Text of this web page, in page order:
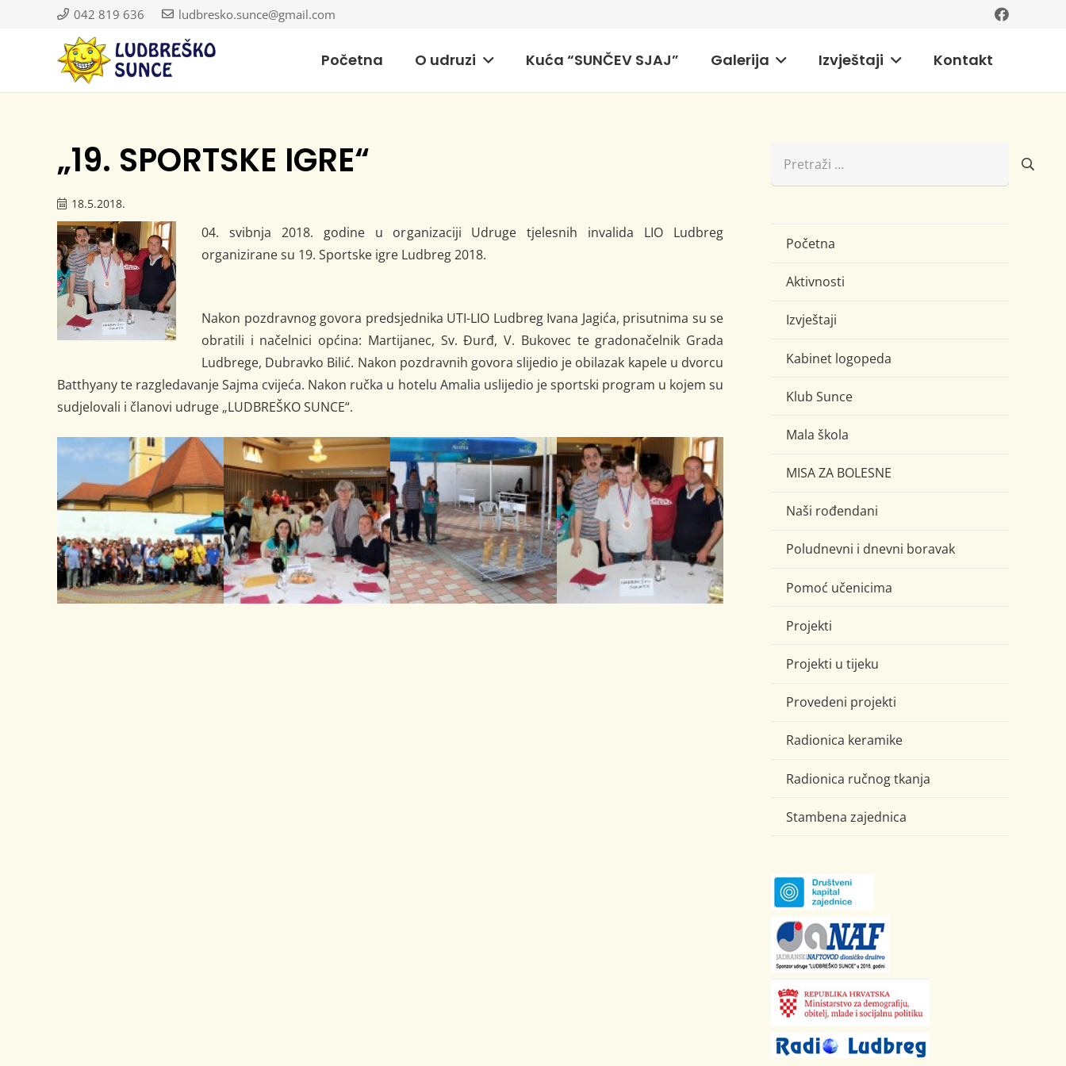
042 819 636 ludbresko.sunce@gmail.com
Početna O udruzi Kuća “SUNČEV SJAJ” Galerija Izvještaji Kontakt
„19. SPORTSKE IGRE“
18.5.2018.
04. svibnja 2018. godine u organizaciji Udruge tjelesnih invalida LIO Ludbreg
organizirane su 19. Sportske igre Ludbreg 2018.
Nakon pozdravnog govora predsjednika UTI-LIO Ludbreg Ivana Jagića, prisutnima su se
obratili i načelnici općina: Martijanec, Sv. Đurđ, V. Bukovec te gradonačelnik Grada
Ludbrege, Dubravko Bilić. Nakon pozdravnih govora slijedio je obilazak kapele u dvorcu
Batthyany te razgledavanje Sajma cvijeća. Nakon ručka u hotelu Amalia uslijedio je sportski program u kojem su
sudjelovali i članovi udruge „LUDBREŠKO SUNCE“.
Početna
Aktivnosti
Izvještaji
Kabinet logopeda
Klub Sunce
Mala škola
MISA ZA BOLESNE
Naši rođendani
Poludnevni i dnevni boravak
Pomoć učenicima
Projekti
Projekti u tijeku
Provedeni projekti
Radionica keramike
Radionica ručnog tkanja
Stambena zajednica